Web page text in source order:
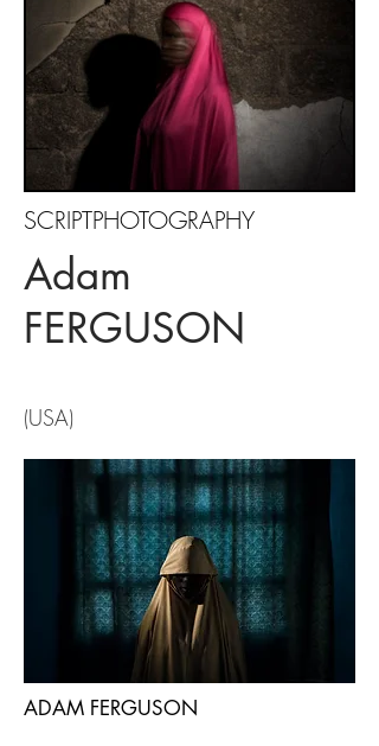
SCRIPTPHOTOGRAPHY
Adam
FERGUSON
(USA)
ADAM FERGUSON